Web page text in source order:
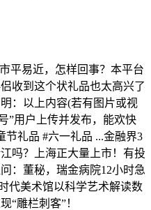
易近，怎样回事？本平台
收到这个状礼品也太高兴了
：以上内容(若有图片或视
”用户上传并发布，能欢快
节礼品 #六一礼品 ...金融界3
吗？上海正大量上市！有投
：董秘，瑞金病院12小时急
代美术馆以科学艺术解读数
“雕栏刺客”！